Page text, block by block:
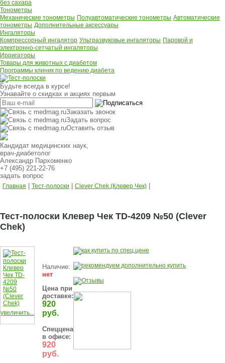
без сахара
Тонометры
Механические тонометры Полуавтоматические тонометры Автоматические
тонометры Дополнительные аксессуары
Ингаляторы
Компрессорный ингалятор Ультразвуковые ингаляторы Паровой и
электронно-сетчатый ингаляторы
Ирригаторы
Товары для животных с диабетом
Программы клиник по ведению диабета
Будьте всегда в курсе!
Узнавайте о скидках и акциях первым
Заказать звонок
Задать вопрос
Оставить отзыв
Кандидат медицинских наук,
врач-диабетолог
Александр Пархоменко
+7 (495) 221-22-76
задать вопрос
Главная Тест-полоски Clever Chek (Клевер Чек)
Тест-полоски Клевер Чек ТD-4209 №50 (Clever
Chek)
увеличить...
Наличие:
нет
Цена при
доставке:
920
руб.
Спеццена
в офисе:
920
руб.